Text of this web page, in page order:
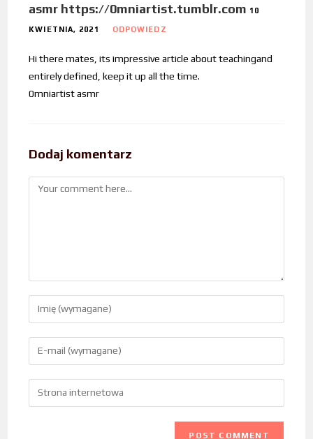
asmr https://0mniartist.tumblr.com 10
KWIETNIA, 2021 ODPOWIEDZ
Hi there mates, its impressive article about teachingand
entirely defined, keep it up all the time.
0mniartist asmr
Dodaj komentarz